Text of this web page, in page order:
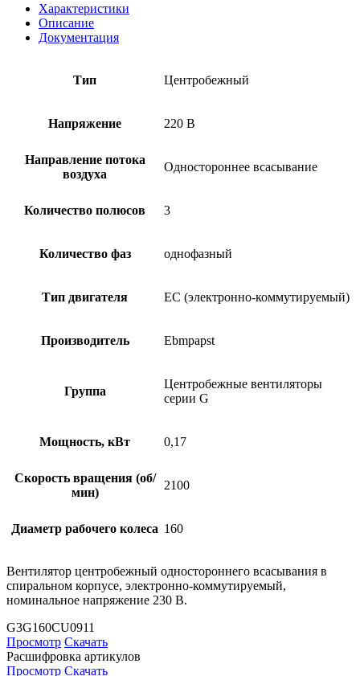
Характеристики
Описание
Документация
Тип Центробежный
Напряжение 220 В
Направление потока
воздуха
Одностороннее всасывание
Количество полюсов 3
Количество фаз однофазный
Тип двигателя EC (электронно-коммутируемый)
Производитель Ebmpapst
Группа
Центробежные вентиляторы
серии G
Мощность, кВт 0,17
Скорость вращения (об/
мин)
2100
Диаметр рабочего колеса 160
Вентилятор центробежный одностороннего всасывания в
спиральном корпусе, электронно-коммутируемый,
номинальное напряжение 230 В.
G3G160CU0911
Просмотр Скачать
Расшифровка артикулов
Просмотр Скачать